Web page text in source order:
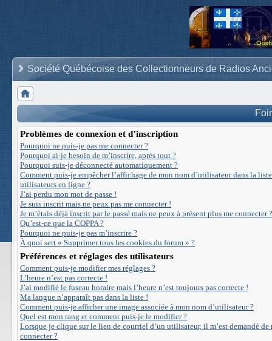
Société Québécoise des Collectionneurs de Radios
Problèmes de connexion et d’inscription
Pourquoi ne puis-je pas me connecter ?
Pourquoi ai-je besoin de m’inscrire, après tout ?
Pourquoi suis-je déconnecté automatiquement ?
Comment puis-je empêcher l’affichage de mon nom d’utilisateur dans la
utilisateurs en ligne ?
J’ai perdu mon mot de passe !
Je suis inscrit mais ne peux pas me connecter !
Je m’étais déjà inscrit par le passé mais ne peux à présent plus me connecter
Qu’est-ce que la COPPA ?
Pourquoi ne puis-je pas m’inscrire ?
À quoi sert « Supprimer tous les cookies du forum » ?
Préférences et réglages des utilisateurs
Comment puis-je modifier mes réglages ?
L’heure n’est pas correcte !
J’ai modifié le fuseau horaire mais l’heure n’est toujours pas correcte !
Ma langue n’apparaît pas dans la liste !
Comment puis-je afficher une image associée à mon nom d’utilisateur ?
Quel est mon rang et comment puis-je le modifier ?
Lorsque je clique sur le lien de courriel d’un utilisateur, il m’est demandé de
connecter ?